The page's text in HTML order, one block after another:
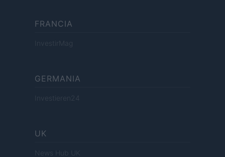
FRANCIA
InvestirMag
GERMANIA
Investieren24
UK
News Hub UK